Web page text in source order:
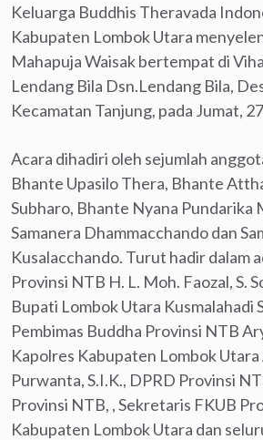
Keluarga Buddhis Theravada
Kabupaten Lombok Utara
Mahapuja Waisak bertempat di
Lendang Bila Dsn.Lendang Bila,
Kecamatan Tanjung, pada Jumat,
Acara dihadiri oleh sejumlah
Bhante Upasilo Thera, Bhante
Subharo, Bhante Nyana Pundarika
Samanera Dhammacchando dan
Kusalacchando. Turut hadir dalam
Provinsi NTB H. L. Moh. Faozal, S.
Bupati Lombok Utara Kusmalahadi
Pembimas Buddha Provinsi NTB
Kapolres Kabupaten Lombok Utara
Purwanta, S.I.K., DPRD Provinsi
Provinsi NTB, , Sekretaris FKUB
Kabupaten Lombok Utara dan